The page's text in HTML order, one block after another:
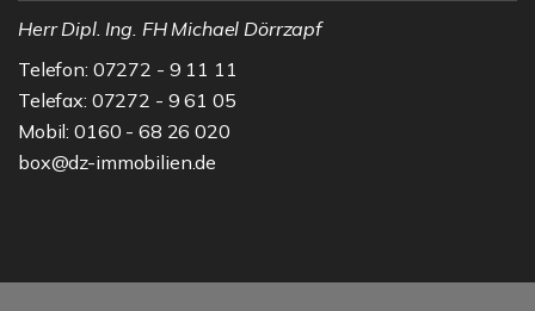
Herr Dipl. Ing. FH Michael Dörrzapf
Telefon: 07272 - 9 11 11
Telefax: 07272 - 9 61 05
Mobil: 0160 - 68 26 020
box@dz-immobilien.de